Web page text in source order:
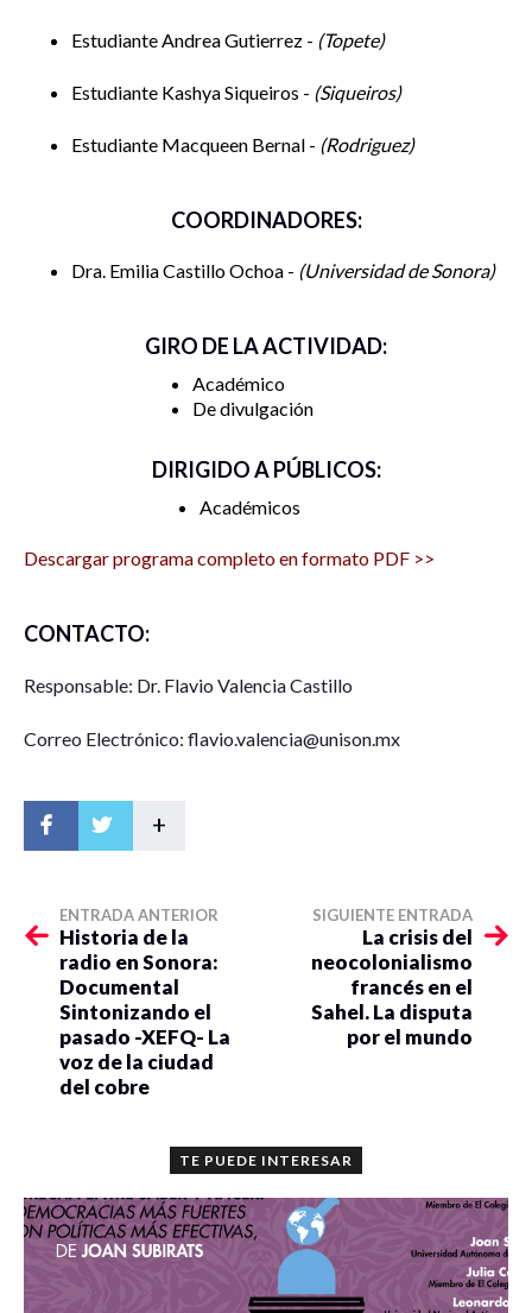
Estudiante Andrea Gutierrez - Topete
Estudiante Kashya Siqueiros - Siqueiros
Estudiante Macqueen Bernal - Rodriguez
COORDINADORES:
Dra. Emilia Castillo Ochoa - Universidad de Sonora
GIRO DE LA ACTIVIDAD:
Académico
De divulgación
DIRIGIDO A PÚBLICOS:
Académicos
Descargar programa completo en formato PDF >>
CONTACTO:
Responsable: Dr. Flavio Valencia Castillo
Correo Electrónico: flavio.valencia@unison.mx
+
ENTRADA ANTERIOR
Historia de la
radio en Sonora:
Documental
Sintonizando el
pasado -XEFQ- La
voz de la ciudad
del cobre
SIGUIENTE ENTRADA
La crisis del
neocolonialismo
francés en el
Sahel. La disputa
por el mundo
TE PUEDE INTERESAR